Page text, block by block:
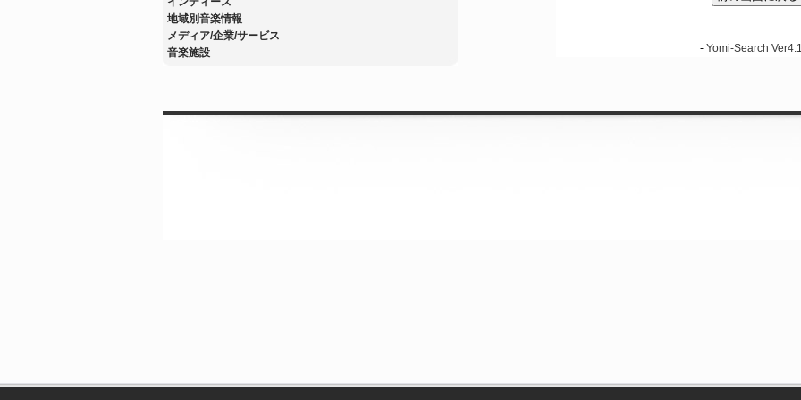
地域別音楽情報
メディア/企業/サービス
音楽施設
- Yomi-Search